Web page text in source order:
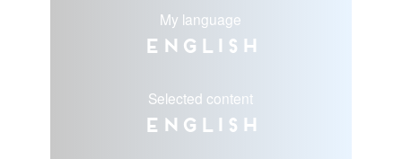
My language
English
Selected content
English